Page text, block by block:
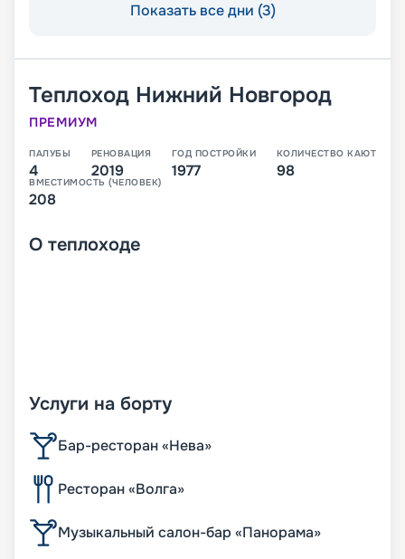
Показать все дни (3)
Теплоход Нижний Новгород
ПРЕМИУМ
ПАЛУБЫ
4
РЕНОВАЦИЯ
2019
ГОД ПОСТРОЙКИ
1977
КОЛИЧЕСТВО КАЮТ
98
ВМЕСТИМОСТЬ (ЧЕЛОВЕК)
208
О теплоходе
Услуги на борту
Бар-ресторан «Нева»
Ресторан «Волга»
Музыкальный салон-бар «Панорама»